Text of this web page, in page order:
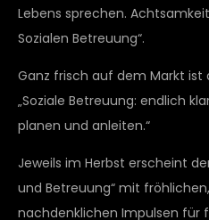
Lebens sprechen.
Sozialen Betreuung“.
Ganz frisch auf dem Markt ist
„Soziale Betreuung: endlich
planen und anleiten.“
Jeweils im Herbst erscheint
und Betreuung“ mit
nachdenklichen Impulsen für